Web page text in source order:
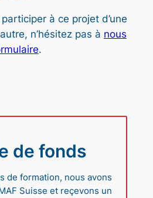
à ce projet d’une
n’hésitez pas à nous
.
de fonds
de formation, nous avons
Suisse et reçevons un